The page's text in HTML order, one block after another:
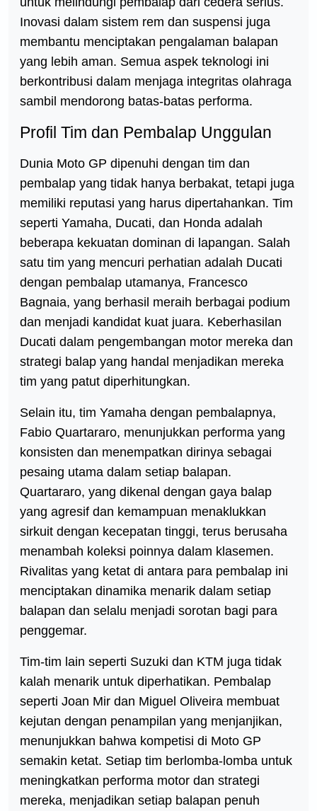
Inovasi dalam sistem rem dan suspensi juga
membantu menciptakan pengalaman balapan
yang lebih aman. Semua aspek teknologi ini
berkontribusi dalam menjaga integritas olahraga
sambil mendorong batas-batas performa.
Profil Tim dan Pembalap Unggulan
Dunia Moto GP dipenuhi dengan tim dan
pembalap yang tidak hanya berbakat, tetapi juga
memiliki reputasi yang harus dipertahankan. Tim
seperti Yamaha, Ducati, dan Honda adalah
beberapa kekuatan dominan di lapangan. Salah
satu tim yang mencuri perhatian adalah Ducati
dengan pembalap utamanya, Francesco
Bagnaia, yang berhasil meraih berbagai podium
dan menjadi kandidat kuat juara. Keberhasilan
Ducati dalam pengembangan motor mereka dan
strategi balap yang handal menjadikan mereka
tim yang patut diperhitungkan.
Selain itu, tim Yamaha dengan pembalapnya,
Fabio Quartararo, menunjukkan performa yang
konsisten dan menempatkan dirinya sebagai
pesaing utama dalam setiap balapan.
Quartararo, yang dikenal dengan gaya balap
yang agresif dan kemampuan menaklukkan
sirkuit dengan kecepatan tinggi, terus berusaha
menambah koleksi poinnya dalam klasemen.
Rivalitas yang ketat di antara para pembalap ini
menciptakan dinamika menarik dalam setiap
balapan dan selalu menjadi sorotan bagi para
penggemar.
Tim-tim lain seperti Suzuki dan KTM juga tidak
kalah menarik untuk diperhatikan. Pembalap
seperti Joan Mir dan Miguel Oliveira membuat
kejutan dengan penampilan yang menjanjikan,
menunjukkan bahwa kompetisi di Moto GP
semakin ketat. Setiap tim berlomba-lomba untuk
meningkatkan performa motor dan strategi
mereka, menjadikan setiap balapan penuh